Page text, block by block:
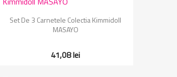
Vizualizare rapida
Set De 3 Carnetele Colectia Kimmidoll
MASAYO
41,08 lei